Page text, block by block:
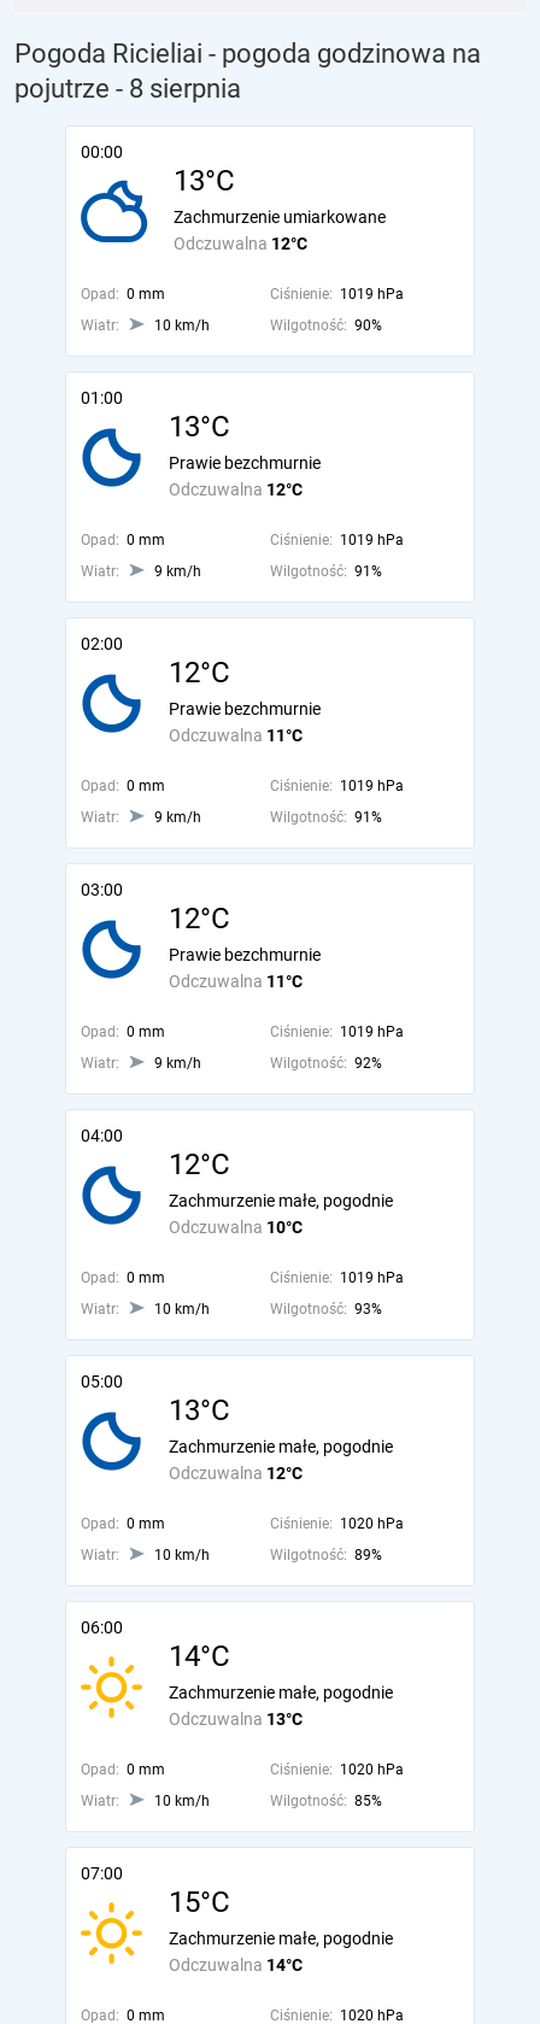
Pogoda Ricieliai - pogoda godzinowa na
pojutrze - 8 sierpnia
00:00
13°C
Odczuwalna 12°C
Zachmurzenie umiarkowane
Opad: 0 mm Ciśnienie: 1019 hPa
Wiatr:
10 km/h Wilgotność: 90%
01:00
13°C
Odczuwalna 12°C
Prawie bezchmurnie
Opad: 0 mm Ciśnienie: 1019 hPa
Wiatr:
9 km/h Wilgotność: 91%
02:00
12°C
Odczuwalna 11°C
Prawie bezchmurnie
Opad: 0 mm Ciśnienie: 1019 hPa
Wiatr:
9 km/h Wilgotność: 91%
03:00
12°C
Odczuwalna 11°C
Prawie bezchmurnie
Opad: 0 mm Ciśnienie: 1019 hPa
Wiatr:
9 km/h Wilgotność: 92%
04:00
12°C
Odczuwalna 10°C
Zachmurzenie małe, pogodnie
Opad: 0 mm Ciśnienie: 1019 hPa
Wiatr:
10 km/h Wilgotność: 93%
05:00
13°C
Odczuwalna 12°C
Zachmurzenie małe, pogodnie
Opad: 0 mm Ciśnienie: 1020 hPa
Wiatr:
10 km/h Wilgotność: 89%
06:00
14°C
Odczuwalna 13°C
Zachmurzenie małe, pogodnie
Opad: 0 mm Ciśnienie: 1020 hPa
Wiatr:
10 km/h Wilgotność: 85%
07:00
15°C
Odczuwalna 14°C
Zachmurzenie małe, pogodnie
Opad: 0 mm Ciśnienie: 1020 hPa